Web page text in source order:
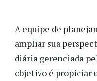
A equipe de
ampliar sua
diária gerenciada
objetivo é propiciar